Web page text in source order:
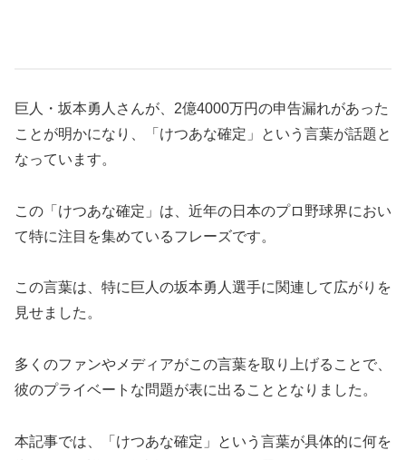
巨人・坂本勇人さんが、2億4000万円の申告漏れがあった
ことが明かになり、「けつあな確定」という言葉が話題と
なっています。
この「けつあな確定」は、近年の日本のプロ野球界におい
て特に注目を集めているフレーズです。
この言葉は、特に巨人の坂本勇人選手に関連して広がりを
見せました。
多くのファンやメディアがこの言葉を取り上げることで、
彼のプライベートな問題が表に出ることとなりました。
本記事では、「けつあな確定」という言葉が具体的に何を